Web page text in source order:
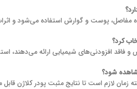
مفاصل، پوست و گوارش استفاده می‌شود و
و فاقد افزودنی‌های شیمیایی ارائه می‌دهند،